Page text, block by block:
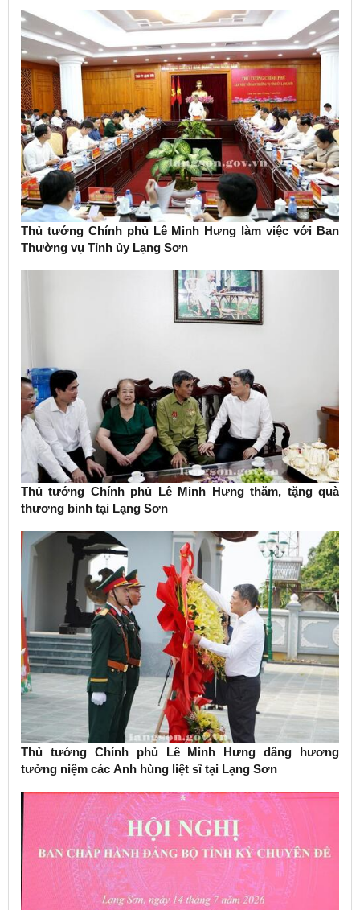
Thủ tướng Chính phủ Lê Minh Hưng làm việc với Ban
Thường vụ Tỉnh ủy Lạng Sơn
Thủ tướng Chính phủ Lê Minh Hưng thăm, tặng quà
thương binh tại Lạng Sơn
Thủ tướng Chính phủ Lê Minh Hưng dâng hương
tưởng niệm các Anh hùng liệt sĩ tại Lạng Sơn